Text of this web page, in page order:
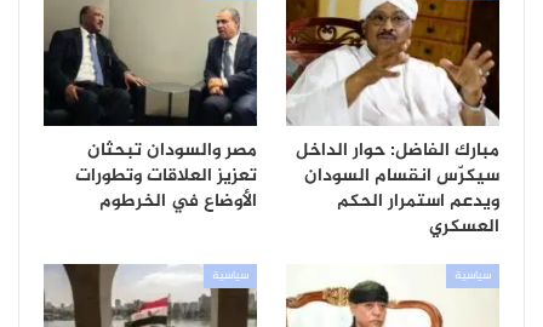
مبارك الفاضل: حوار الداخل
سيكرّس انقسام السودان
ويدعم استمرار الحكم
العسكري
مصر والسودان تبحثان
تعزيز العلاقات وتطورات
الأوضاع في الخرطوم
سياسية سياسية